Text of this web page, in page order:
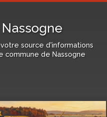
source d'informations
commune de Nassogne